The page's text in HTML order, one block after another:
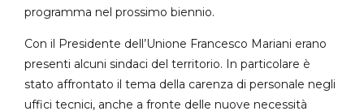
programma nel prossimo biennio.
Con il Presidente dell’Unione Francesco Mariani erano
presenti alcuni sindaci del territorio. In particolare è
stato affrontato il tema della carenza di personale negli
uffici tecnici, anche a fronte delle nuove necessità